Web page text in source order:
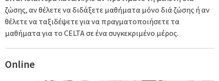
ζώσης, αν θέλετε να διδάξετε μαθήματα μόνο διά ζώσης ή αν
θέλετε να ταξιδέψετε για να πραγματοποιήσετε τα
μαθήματα για το CELTA σε ένα συγκεκριμένο μέρος.
Online